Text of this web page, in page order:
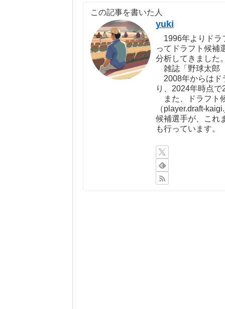
この記事を書いた人
yuki
1996年よりドラ
ってドラフト候補
分析してきました
雑誌「野球太郎
2008年からはド
り、2024年時点
また、ドラフト
（player.draft-
候補選手が、これ
も行っています。